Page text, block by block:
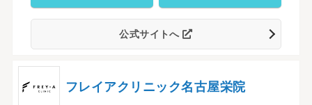
公式サイトへ
フレイアクリニック名古屋栄院